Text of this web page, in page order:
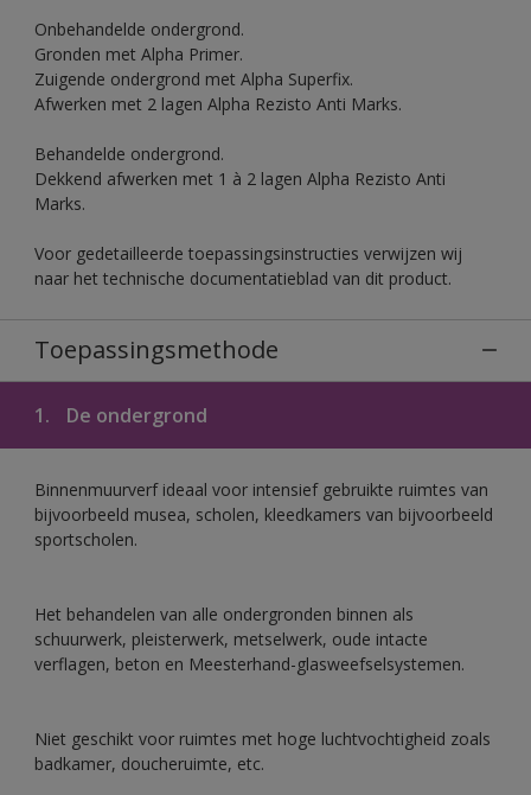
Onbehandelde ondergrond.
Gronden met Alpha Primer.
Zuigende ondergrond met Alpha Superfix.
Afwerken met 2 lagen Alpha Rezisto Anti Marks.
Behandelde ondergrond.
Dekkend afwerken met 1 à 2 lagen Alpha Rezisto Anti
Marks.
Voor gedetailleerde toepassingsinstructies verwijzen wij
naar het technische documentatieblad van dit product.
Toepassingsmethode
1. De ondergrond
Binnenmuurverf ideaal voor intensief gebruikte ruimtes van
bijvoorbeeld musea, scholen, kleedkamers van bijvoorbeeld
sportscholen.
Het behandelen van alle ondergronden binnen als
schuurwerk, pleisterwerk, metselwerk, oude intacte
verflagen, beton en Meesterhand-glasweefselsystemen.
Niet geschikt voor ruimtes met hoge luchtvochtigheid zoals
badkamer, doucheruimte, etc.